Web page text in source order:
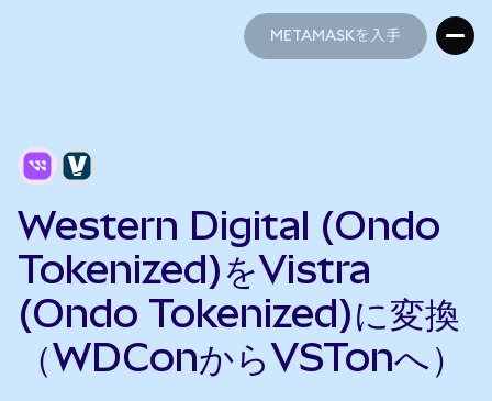
METAMASKを入手
Western Digital (Ondo
Tokenized)をVistra
(Ondo Tokenized)に変換
（WDConからVSTonへ）